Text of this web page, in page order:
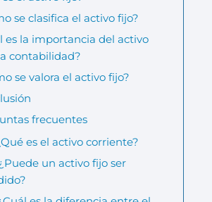
se clasifica el activo fijo?
es la importancia del activo
contabilidad?
se valora el activo fijo?
frecuentes
es el activo corriente?
un activo fijo ser